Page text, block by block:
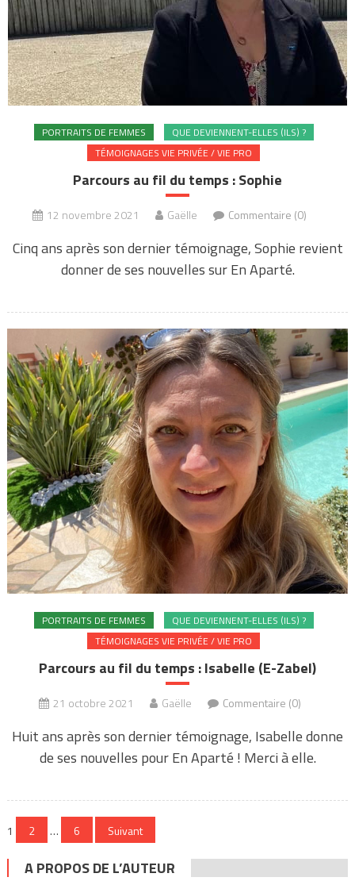
PORTRAITS DE FEMMES
QUE DEVIENNENT-ELLES (ILS) ?
TÉMOIGNAGES VIE PRIVÉE / VIE PRO
Parcours au fil du temps : Sophie
12 novembre 2021 Gaëlle Commentaire (0)
Cinq ans après son dernier témoignage, Sophie revient
donner de ses nouvelles sur En Aparté.
PORTRAITS DE FEMMES
QUE DEVIENNENT-ELLES (ILS) ?
TÉMOIGNAGES VIE PRIVÉE / VIE PRO
Parcours au fil du temps : Isabelle (E-Zabel)
21 octobre 2021 Gaëlle Commentaire (0)
Huit ans après son dernier témoignage, Isabelle donne
de ses nouvelles pour En Aparté ! Merci à elle.
Navigation
des
1 2 … 6 Suivant
A PROPOS DE L’AUTEUR